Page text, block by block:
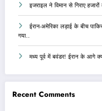
इजराइल ने विमान से गिराए
ईरान-अमेरिका लड़ाई के बीच
गया..
मध्य पूर्व में बवंडर! ईरान के आगे
Recent Comments